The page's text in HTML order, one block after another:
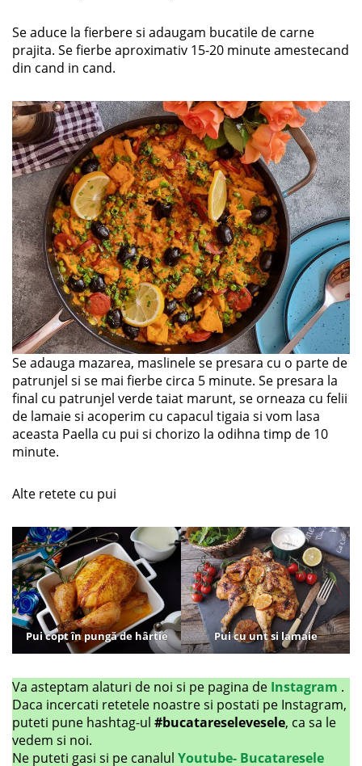
Se aduce la fierbere si adaugam bucatile de carne
prajita. Se fierbe aproximativ 15-20 minute amestecand
din cand in cand.
Se adauga mazarea, maslinele se presara cu o parte de
patrunjel si se mai fierbe circa 5 minute. Se presara la
final cu patrunjel verde taiat marunt, se orneaza cu felii
de lamaie si acoperim cu capacul tigaia si vom lasa
aceasta Paella cu pui si chorizo la odihna timp de 10
minute.
Alte retete cu pui
Pui copt în pungă de hârtie Pui cu unt si lamaie
Va asteptam alaturi de noi si pe pagina de Instagram .
Daca incercati retetele noastre si postati pe Instagram,
puteti pune hashtag-ul #bucatareselevesele, ca sa le
vedem si noi.
Ne puteti gasi si pe canalul Youtube- Bucataresele